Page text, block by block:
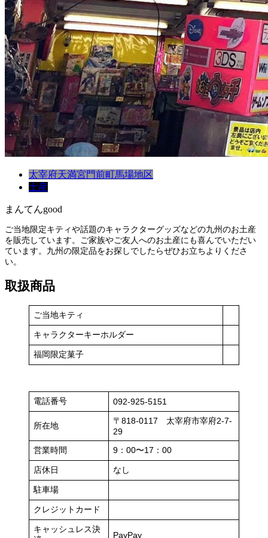
太宰府天満宮門前町馬場地区
土産
まんてんgood
ご当地限定キティや話題のキャラクターグッズなどの九州のお土産
を販売しています。ご家族やご友人へのお土産にも喜んでいただい
ています。九州の限定品をお探しでしたらぜひお立ちよりくださ
い。
取扱商品
ご当地キティ
キャラクターキーホルダー
福岡限定菓子
電話番号 092-925-5151
所在地
〒818-0117 太宰府市宰府2-7-
29
営業時間
9：00〜17：00
店休日 なし
駐車場
クレジットカード
キャッシュレス決
PayPay